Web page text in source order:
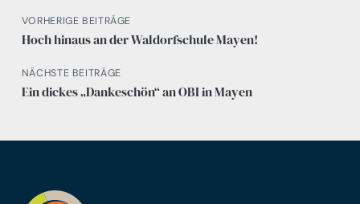
VORHERIGE BEITRÄGE
Hoch hinaus an der Waldorfschule Mayen!
NÄCHSTE BEITRÄGE
Ein dickes „Dankeschön“ an OBI in Mayen